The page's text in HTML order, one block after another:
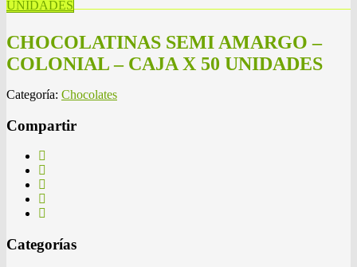
UNIDADES
CHOCOLATINAS SEMI AMARGO –
COLONIAL – CAJA X 50 UNIDADES
Categoría: Chocolates
Compartir
Categorías